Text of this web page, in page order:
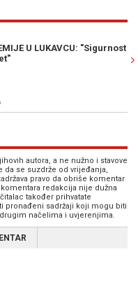
LUKAVCU: "Sigurnost
autora, a ne nužno i stavove
se suzdrže od vrijeđanja,
pravo da obriše komentar
redakcija nije dužna
također prihvatate
pronađeni sadržaji koji mogu biti
načelima i uvjerenjima.